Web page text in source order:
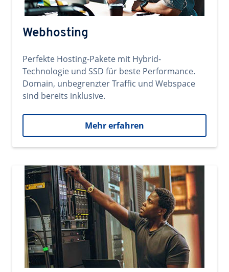
Webhosting
Perfekte Hosting-Pakete mit Hybrid-
Technologie und SSD für beste Performance.
Domain, unbegrenzter Traffic und Webspace
sind bereits inklusive.
Mehr erfahren